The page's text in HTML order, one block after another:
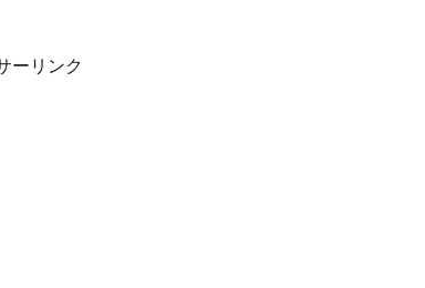
ーリンク